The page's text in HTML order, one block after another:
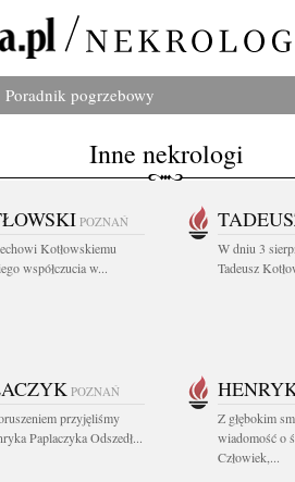
Poradnik pogrzebowy
Inne nekrologi
POZNAŃ
Kotłowskiemu
współczucia w...
W dniu 3
Tadeusz
POZNAŃ
przyjęliśmy
Paplaczyka Odszedł...
Z głębokim
wiadomość o
Człowiek,...